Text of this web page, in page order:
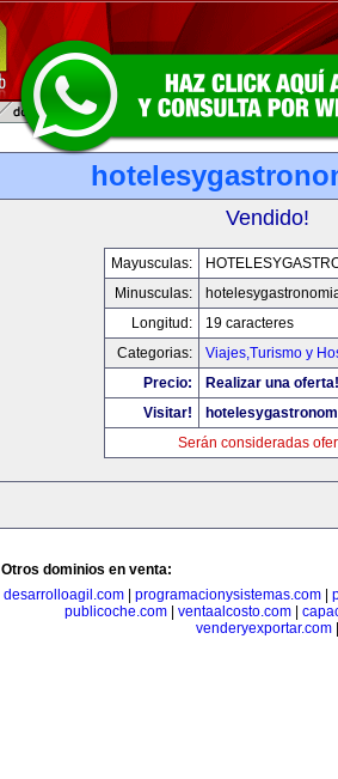
Vendido!
Mayusculas:
Minusculas:
Longitud:
19 caracteres
Categorias:
Viajes,Turismo y
Precio:
Realizar una oferta!
Visitar!
Serán consideradas
Otros dominios en venta:
desarrolloagil.com
programacionysistemas.com
publicoche.com
ventaalcosto.com
venderyexportar.com